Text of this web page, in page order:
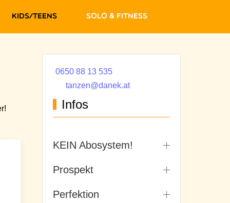
Kids/Teens Solo & Fitness
0650 88 13 535
tanzen@danek.at
Infos
KEIN Abosystem!
Prospekt
Perfektion